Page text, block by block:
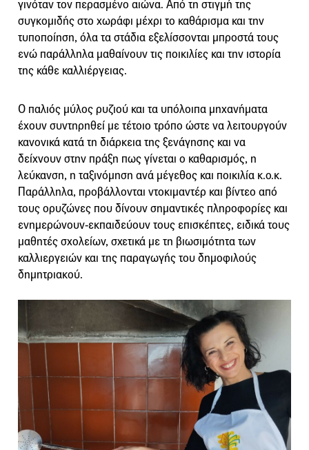
γινόταν τον περασμένο αιώνα. Από τη στιγμή της
συγκομιδής στο χωράφι μέχρι το καθάρισμα και την
τυποποίηση, όλα τα στάδια εξελίσσονται μπροστά τους
ενώ παράλληλα μαθαίνουν τις ποικιλίες και την ιστορία
της κάθε καλλιέργειας.
Ο παλιός μύλος ρυζιού και τα υπόλοιπα μηχανήματα
έχουν συντηρηθεί με τέτοιο τρόπο ώστε να λειτουργούν
κανονικά κατά τη διάρκεια της ξενάγησης και να
δείχνουν στην πράξη πως γίνεται ο καθαρισμός, η
λεύκανση, η ταξινόμηση ανά μέγεθος και ποικιλία κ.ο.κ.
Παράλληλα, προβάλλονται ντοκιμαντέρ και βίντεο από
τους ορυζώνες που δίνουν σημαντικές πληροφορίες και
ενημερώνουν-εκπαιδεύουν τους επισκέπτες, ειδικά τους
μαθητές σχολείων, σχετικά με τη βιωσιμότητα των
καλλιεργειών και της παραγωγής του δημοφιλούς
δημητριακού.